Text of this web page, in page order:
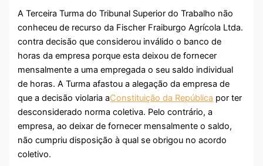
A Terceira Turma do Tribunal Superior do Trabalho não
conheceu de recurso da Fischer Fraiburgo Agrícola Ltda.
contra decisão que considerou inválido o banco de
horas da empresa porque esta deixou de fornecer
mensalmente a uma empregada o seu saldo individual
de horas. A Turma afastou a alegação da empresa de
que a decisão violaria aConstituição da República por ter
desconsiderado norma coletiva. Pelo contrário, a
empresa, ao deixar de fornecer mensalmente o saldo,
não cumpriu disposição à qual se obrigou no acordo
coletivo.